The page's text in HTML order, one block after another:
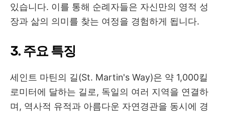
있습니다. 이를 통해 순례자들은 자신만의 영적 성
장과 삶의 의미를 찾는 여정을 경험하게 됩니다.
3. 주요 특징
세인트 마틴의 길(St. Martin's Way)은 약 1,000킬
로미터에 달하는 길로 , 독일의 여러 지역을 연결하
며, 역사적 유적과 아름다운 자연경관을 동시에 경